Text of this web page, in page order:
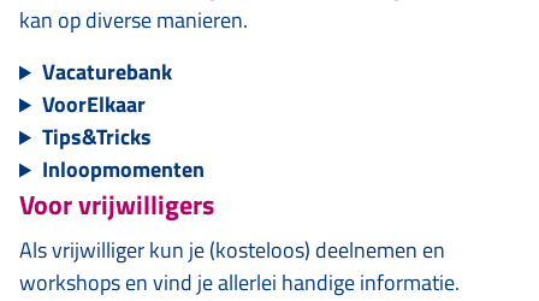
kan op diverse manieren.
Vacaturebank
VoorElkaar
Tips&Tricks
Inloopmomenten
Voor vrijwilligers
Als vrijwilliger kun je (kosteloos) deelnemen en
workshops en vind je allerlei handige informatie.